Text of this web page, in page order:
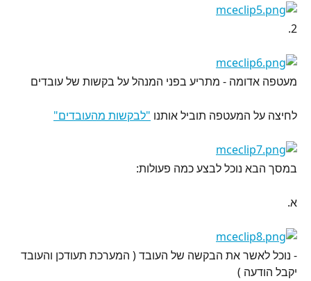
2.
מעטפה אדומה - מתריע בפני המנהל על בקשות של עובדים
לחיצה על המעטפה תוביל אותנו "לבקשות מהעובדים"
במסך הבא נוכל לבצע כמה פעולות:
א.
- נוכל לאשר את הבקשה של העובד ( המערכת תעודכן והעובד
יקבל הודעה )